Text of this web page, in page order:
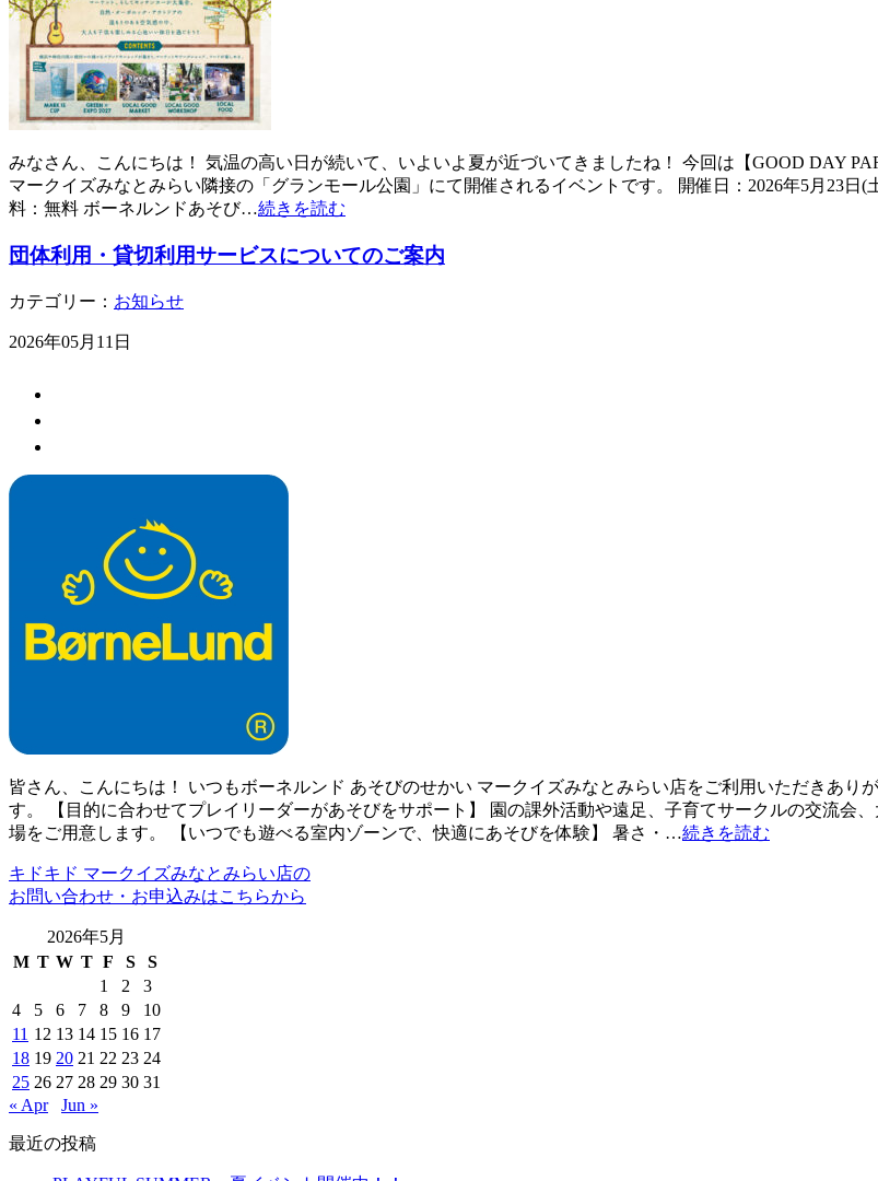
みなさん、こんにちは！ 気温の高い日が続いて、いよいよ夏が近づいてきましたね！ 今回は【GOOD DAY
マークイズみなとみらい隣接の「グランモール公園」にて開催されるイベントです。 開催日：2026年5月23
料：無料 ボーネルンドあそび…続きを読む
団体利用・貸切利用サービスについてのご案内
カテゴリー： お知らせ
2026年05月11日
皆さん、こんにちは！ いつもボーネルンド あそびのせかい マークイズみなとみらい店をご利用いただきあり
す。 【目的に合わせてプレイリーダーがあそびをサポート】 園の課外活動や遠足、子育てサークルの交流会
場をご用意します。 【いつでも遊べる室内ゾーンで、快適にあそびを体験】 暑さ・…続きを読む
キドキド マークイズみなとみらい店の
お問い合わせ・お申込みはこちらから
2026年5月
M T W T F S
S
1
2
3
4
5 6 7 8 9
10
11 12 13 14 15 16 17
18 19 20 21 22 23 24
25 26 27 28 29 30 31
« Apr
Jun »
最近の投稿